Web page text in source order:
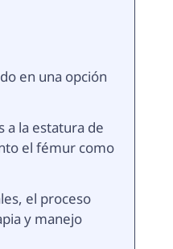
en una opción
a la estatura de
el fémur como
el proceso
y manejo